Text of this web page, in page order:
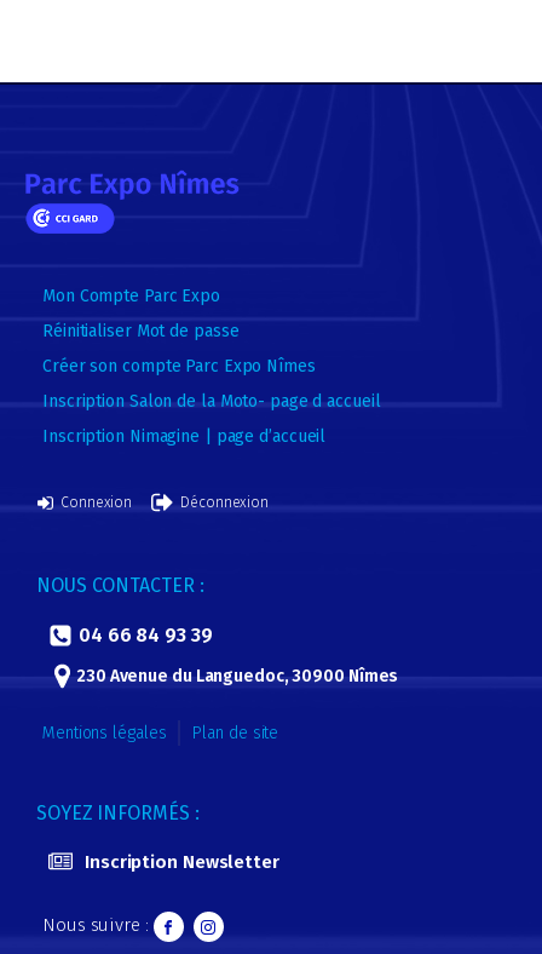
Mon Compte Parc Expo
Réinitialiser Mot de passe
Créer son compte Parc Expo Nîmes
Inscription Salon de la Moto- page d accueil
Inscription Nimagine | page d’accueil
Connexion Déconnexion
NOUS CONTACTER :
04 66 84 93 39
230 Avenue du Languedoc, 30900 Nîmes
Mentions légales Plan de site
SOYEZ INFORMÉS :
Inscription Newsletter
Nous suivre :